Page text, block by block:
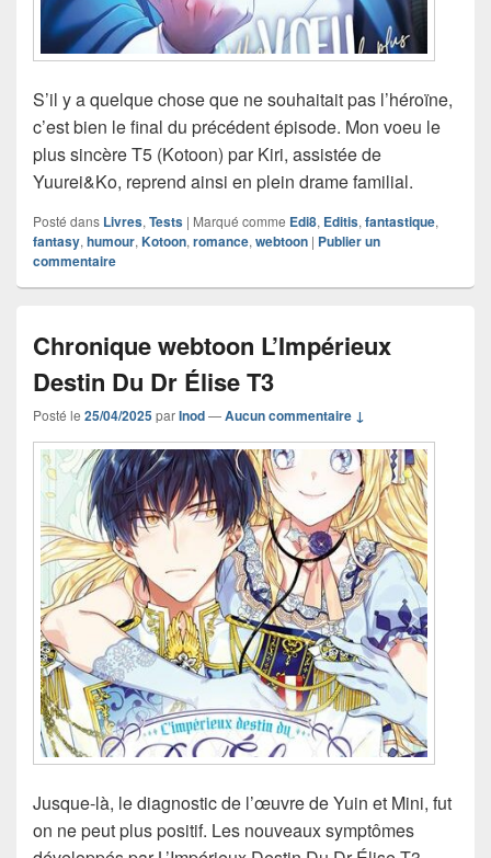
S’il y a quelque chose que ne souhaitait pas l’héroïne,
c’est bien le final du précédent épisode. Mon voeu le
plus sincère T5 (Kotoon) par Kiri, assistée de
Yuurei&Ko, reprend ainsi en plein drame familial.
Posté dans Livres, Tests | Marqué comme Edi8, Editis, fantastique,
fantasy, humour, Kotoon, romance, webtoon | Publier un
commentaire
Chronique webtoon L’Impérieux
Destin Du Dr Élise T3
Posté le 25/04/2025parInod—Aucun commentaire ↓
Jusque-là, le diagnostic de l’œuvre de Yuin et Mini, fut
on ne peut plus positif. Les nouveaux symptômes